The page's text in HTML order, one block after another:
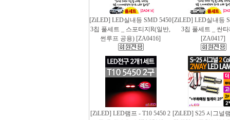
[ZiLED] LED실내등 SMD 5450
3칩 풀세트 _ 스포티지R(일반,
썬루프 공용) [ZA0416]
[ZiLED] LED실내등
3칩 풀세트 _ 싼
[ZA0417]
[ZiLED] LED램프 - T10 5450 2 [ZiLED] S25 시그널